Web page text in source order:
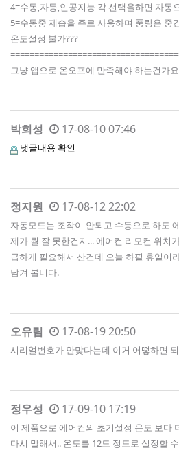
4=수동,자동,인공지능 각 선택을하면 자동
5=수동중 제습을 주로 사용하며 풍량은 중
온도설정 불가???
그냥 앱으로 온오프에 만족해야 하는건가
박희성 17-08-10 07:46
댓글내용 확인
정지원 17-08-12 22:02
자동모드는 조작이 안되고 수동으로 하도
제가 뭘 잘 못한건지... 에어컨 리모컨 위치
급하게 필요해서 산건데 오늘 하필 휴일이
남겨 봅니다.
오유림 17-08-19 20:50
시리얼번호가 안맞다는데 이거 어떻하면
정우성 17-09-10 17:19
이 제품으로 에어컨의 초기설정 온도 보다
다시 말해서.. 온도를 12도 정도로 설정할